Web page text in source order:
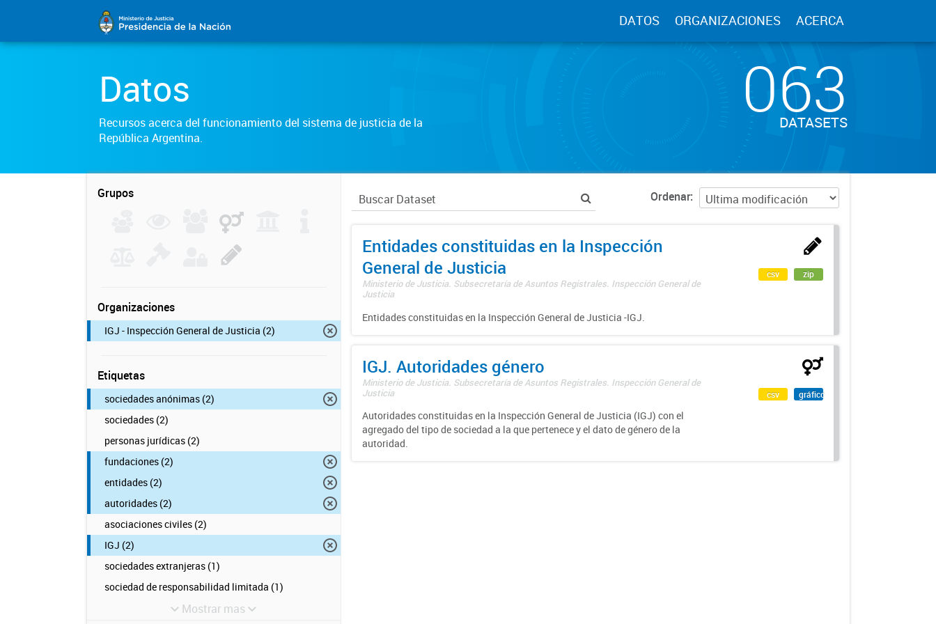
DATOS ORGANIZACIONES ACERCA
Datos
Recursos acerca del funcionamiento del sistema de justicia de la
República Argentina.
063
DATASETS
Grupos
Organizaciones
IGJ - Inspección General de Justicia (2)
Etiquetas
sociedades anónimas (2)
sociedades (2)
personas jurídicas (2)
fundaciones (2)
entidades (2)
autoridades (2)
asociaciones civiles (2)
IGJ (2)
sociedades extranjeras (1)
sociedad de responsabilidad limitada (1)
Mostrar mas
Ordenar
Entidades constituidas en la Inspección
General de Justicia
Ministerio de Justicia. Subsecretaría de Asuntos Registrales. Inspección General de
Justicia
Entidades constituidas en la Inspección General de Justicia -IGJ.
csv zip
IGJ. Autoridades género
Ministerio de Justicia. Subsecretaría de Asuntos Registrales. Inspección General de
Justicia
Autoridades constituidas en la Inspección General de Justicia (IGJ) con el
agregado del tipo de sociedad a la que pertenece y el dato de género de la
autoridad.
csv gráfico